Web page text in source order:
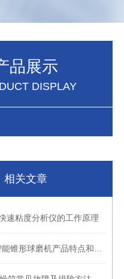
品展示
DISPLAY
相关文章
速粘度分析仪的工作原理